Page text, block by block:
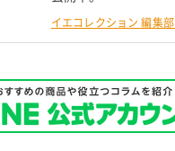
イエコレクション 編集